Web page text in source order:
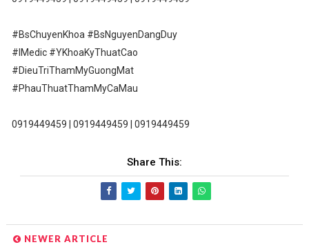
#BsChuyenKhoa #BsNguyenDangDuy
#IMedic #YKhoaKyThuatCao
#DieuTriThamMyGuongMat
#PhauThuatThamMyCaMau
0919449459 | 0919449459 | 0919449459
Share This:
NEWER ARTICLE